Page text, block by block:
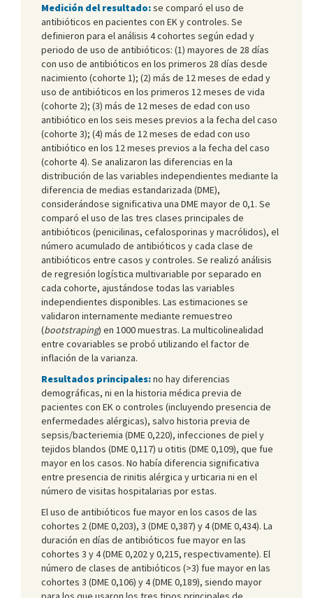
Medición del resultado:se comparó el uso de
antibióticos en pacientes con EK y controles. Se
definieron para el análisis 4 cohortes según edad y
periodo de uso de antibióticos: (1) mayores de 28 días
con uso de antibióticos en los primeros 28 días desde
nacimiento (cohorte 1); (2) más de 12 meses de edad y
uso de antibióticos en los primeros 12 meses de vida
(cohorte 2); (3) más de 12 meses de edad con uso
antibiótico en los seis meses previos a la fecha del caso
(cohorte 3); (4) más de 12 meses de edad con uso
antibiótico en los 12 meses previos a la fecha del caso
(cohorte 4). Se analizaron las diferencias en la
distribución de las variables independientes mediante la
diferencia de medias estandarizada (DME),
considerándose significativa una DME mayor de 0,1. Se
comparó el uso de las tres clases principales de
antibióticos (penicilinas, cefalosporinas y macrólidos), el
número acumulado de antibióticos y cada clase de
antibióticos entre casos y controles. Se realizó análisis
de regresión logística multivariable por separado en
cada cohorte, ajustándose todas las variables
independientes disponibles. Las estimaciones se
validaron internamente mediante remuestreo
(bootstraping) en 1000 muestras. La multicolinealidad
entre covariables se probó utilizando el factor de
inflación de la varianza.
Resultados principales:no hay diferencias
demográficas, ni en la historia médica previa de
pacientes con EK o controles (incluyendo presencia de
enfermedades alérgicas), salvo historia previa de
sepsis/bacteriemia (DME 0,220), infecciones de piel y
tejidos blandos (DME 0,117) u otitis (DME 0,109), que fue
mayor en los casos. No había diferencia significativa
entre presencia de rinitis alérgica y urticaria ni en el
número de visitas hospitalarias por estas.
El uso de antibióticos fue mayor en los casos de las
cohortes 2 (DME 0,203), 3 (DME 0,387) y 4 (DME 0,434). La
duración en días de antibióticos fue mayor en las
cohortes 3 y 4 (DME 0,202 y 0,215, respectivamente). El
número de clases de antibióticos (>3) fue mayor en las
cohortes 3 (DME 0,106) y 4 (DME 0,189), siendo mayor